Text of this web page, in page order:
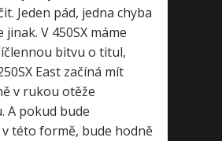
Jeden pád, jedna chyba
jinak. V 450SX máme
bitvu o titul,
East začíná mít
v rukou otěže
A pokud bude
této formě, bude hodně